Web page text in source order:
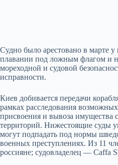
Судно было арестовано в марте
плавании под ложным флагом и
мореходной и судовой
исправности.
Киев добивается передачи
рамках расследования
присвоения и вывоза
территорий. Нижестоящие суды
могут подпадать под нормы
военных преступлениях. Из 11
россияне; судовладелец — Caffa